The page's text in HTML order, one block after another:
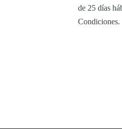
de 25 días
Condiciones.